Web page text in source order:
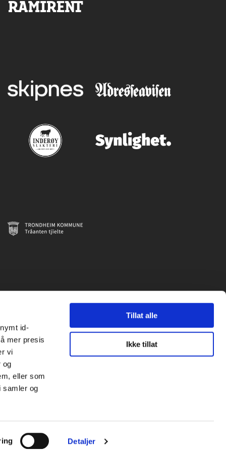
id-
mer presis
vi
og
eller som
samler og
Detaljer
Tillat alle
Ikke tillat